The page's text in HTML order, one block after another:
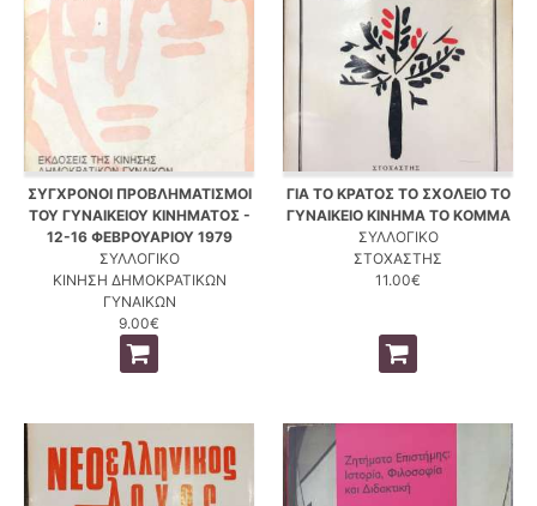
ΣΥΓΧΡΟΝΟΙ ΠΡΟΒΛΗΜΑΤΙΣΜΟΙ
ΤΟΥ ΓΥΝΑΙΚΕΙΟΥ ΚΙΝΗΜΑΤΟΣ -
12-16 ΦΕΒΡΟΥΑΡΙΟΥ 1979
ΣΥΛΛΟΓΙΚΟ
ΚΙΝΗΣΗ ΔΗΜΟΚΡΑΤΙΚΩΝ
ΓΥΝΑΙΚΩΝ
9.00€
ΓΙΑ ΤΟ ΚΡΑΤΟΣ ΤΟ ΣΧΟΛΕΙΟ ΤΟ
ΓΥΝΑΙΚΕΙΟ ΚΙΝΗΜΑ ΤΟ ΚΟΜΜΑ
ΣΥΛΛΟΓΙΚΟ
ΣΤΟΧΑΣΤΗΣ
11.00€